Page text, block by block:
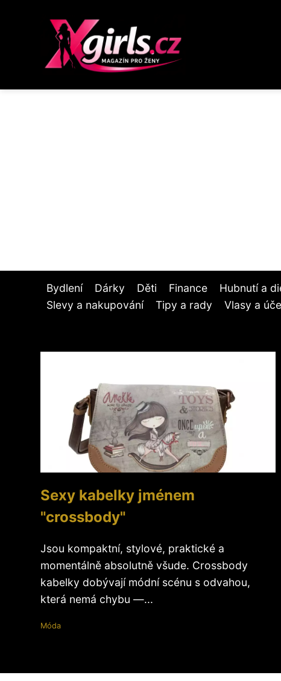
Bydlení Dárky Děti Finance Hubnutí a
Slevy a nakupování
Tipy a rady Vlasy a
Sexy kabelky jménem
"crossbody"
Jsou kompaktní, stylové, praktické a
momentálně absolutně všude. Crossbody
kabelky dobývají módní scénu s odvahou,
která nemá chybu —...
Móda